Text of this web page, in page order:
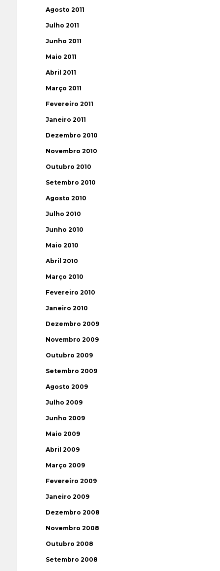
Agosto 2011
Julho 2011
Junho 2011
Maio 2011
Abril 2011
Março 2011
Fevereiro 2011
Janeiro 2011
Dezembro 2010
Novembro 2010
Outubro 2010
Setembro 2010
Agosto 2010
Julho 2010
Junho 2010
Maio 2010
Abril 2010
Março 2010
Fevereiro 2010
Janeiro 2010
Dezembro 2009
Novembro 2009
Outubro 2009
Setembro 2009
Agosto 2009
Julho 2009
Junho 2009
Maio 2009
Abril 2009
Março 2009
Fevereiro 2009
Janeiro 2009
Dezembro 2008
Novembro 2008
Outubro 2008
Setembro 2008